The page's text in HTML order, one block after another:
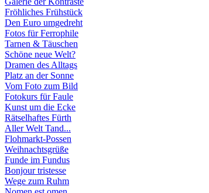
Fröhliches Frühstück
Den Euro umgedreht
Fotos für Ferrophile
Tarnen & Täuschen
Schöne neue Welt?
Dramen des Alltags
Platz an der Sonne
Vom Foto zum Bild
Fotokurs für Faule
Kunst um die Ecke
Rätselhaftes Fürth
Aller Welt Tand...
Flohmarkt-Possen
Weihnachtsgrüße
Funde im Fundus
Bonjour tristesse
Wege zum Ruhm